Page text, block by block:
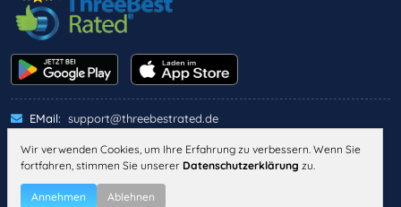
EMail: support@threebestrated.de
IMPRESSUM
DATENSCHUTZ
Wir verwenden Cookies, um Ihre Erfahrung zu verbessern. Wenn Sie
fortfahren, stimmen Sie unserer Datenschutzerklärung zu.
Annehmen Ablehnen